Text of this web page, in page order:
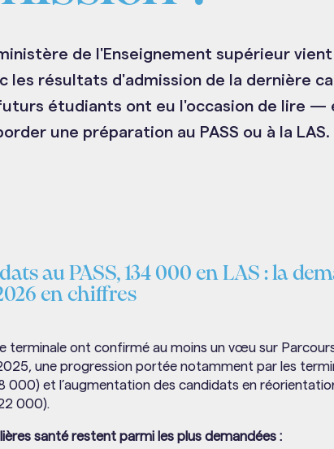
de l'Enseignement supérieur
les résultats d'admission de la dernière
étudiants ont eu l'occasion de lire —
une préparation au PASS ou à la
au PASS, 134 000 en LAS : la
en chiffres
terminale ont confirmé au moins un vœu sur
une progression portée notamment par les
000) et l’augmentation des candidats en
000).
santé restent parmi les plus demandées :